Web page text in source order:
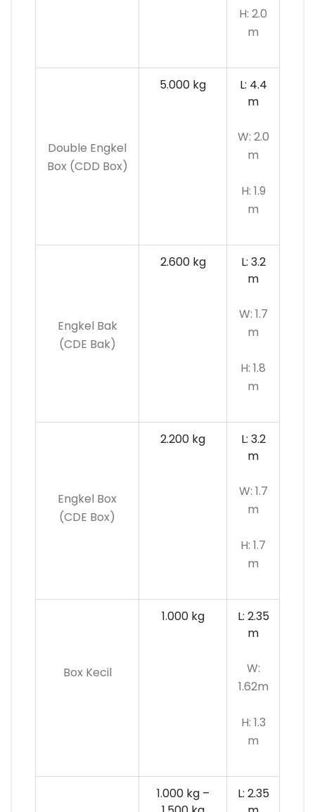
H: 2.0
m
Double Engkel
Box (CDD Box)
5.000 kg
L: 4.4
m
W: 2.0
m
H: 1.9
m
Engkel Bak
(CDE Bak)
2.600 kg
L: 3.2
m
W: 1.7
m
H: 1.8
m
Engkel Box
(CDE Box)
2.200 kg
L: 3.2
m
W: 1.7
m
H: 1.7
m
Box Kecil
1.000 kg
L: 2.35
m
W:
1.62m
H: 1.3
m
1.000 kg –
L: 2.35